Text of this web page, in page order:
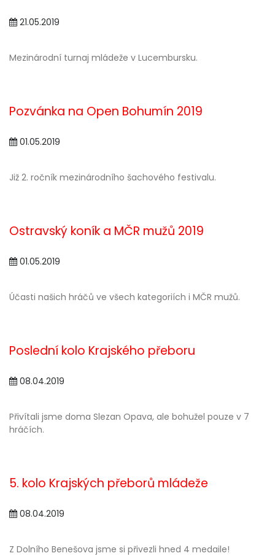
21.05.2019
Mezinárodní turnaj mládeže v Lucembursku.
Pozvánka na Open Bohumín 2019
01.05.2019
Již 2. ročník mezinárodního šachového festivalu.
Ostravský koník a MČR mužů 2019
01.05.2019
Účasti našich hráčů ve všech kategoriích i MČR mužů.
Poslední kolo Krajského přeboru
08.04.2019
Přivítali jsme doma Slezan Opava, ale bohužel pouze v 7
hráčích.
5. kolo Krajských přeborů mládeže
08.04.2019
Z Dolního Benešova jsme si přivezli hned 4 medaile!